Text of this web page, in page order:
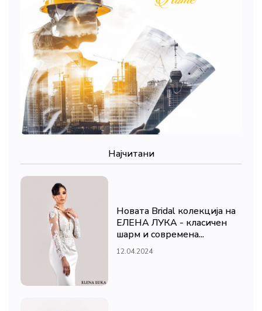
Најчитани
Новата Bridal колекција на
ЕЛЕНА ЛУКА - класичен
шарм и современа...
12.04.2024